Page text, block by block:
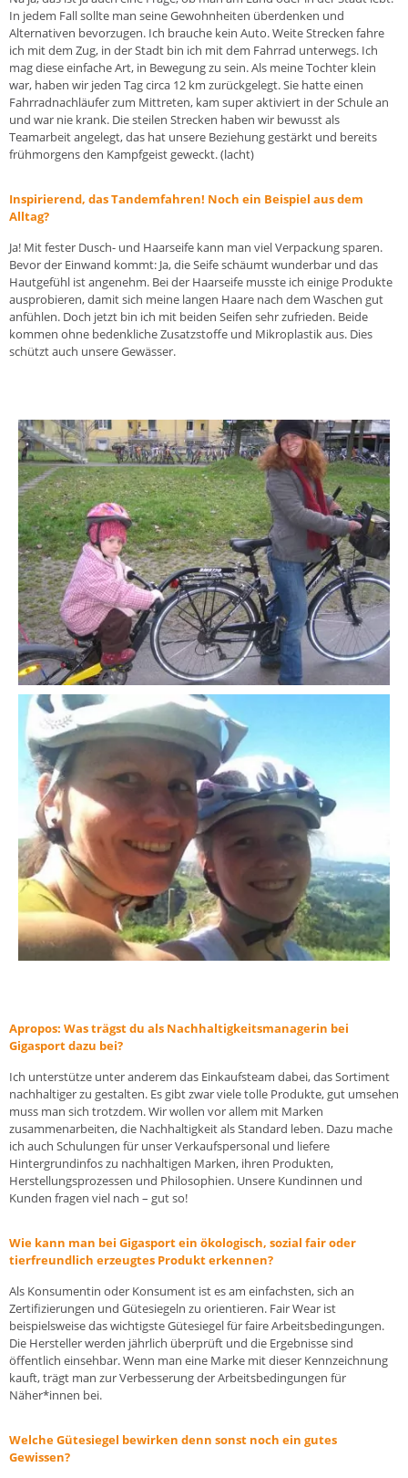
In jedem Fall sollte man seine Gewohnheiten überdenken und
Alternativen bevorzugen. Ich brauche kein Auto. Weite Strecken fahre
ich mit dem Zug, in der Stadt bin ich mit dem Fahrrad unterwegs. Ich
mag diese einfache Art, in Bewegung zu sein. Als meine Tochter klein
war, haben wir jeden Tag circa 12 km zurückgelegt. Sie hatte einen
Fahrradnachläufer zum Mittreten, kam super aktiviert in der Schule an
und war nie krank. Die steilen Strecken haben wir bewusst als
Teamarbeit angelegt, das hat unsere Beziehung gestärkt und bereits
frühmorgens den Kampfgeist geweckt. (lacht)
Inspirierend, das Tandemfahren! Noch ein Beispiel aus dem
Alltag?
Ja! Mit fester Dusch- und Haarseife kann man viel Verpackung sparen.
Bevor der Einwand kommt: Ja, die Seife schäumt wunderbar und das
Hautgefühl ist angenehm. Bei der Haarseife musste ich einige Produkte
ausprobieren, damit sich meine langen Haare nach dem Waschen gut
anfühlen. Doch jetzt bin ich mit beiden Seifen sehr zufrieden. Beide
kommen ohne bedenkliche Zusatzstoffe und Mikroplastik aus. Dies
schützt auch unsere Gewässer.
Apropos: Was trägst du als Nachhaltigkeitsmanagerin bei
Gigasport dazu bei?
Ich unterstütze unter anderem das Einkaufsteam dabei, das Sortiment
nachhaltiger zu gestalten. Es gibt zwar viele tolle Produkte, gut umsehen
muss man sich trotzdem. Wir wollen vor allem mit Marken
zusammenarbeiten, die Nachhaltigkeit als Standard leben. Dazu mache
ich auch Schulungen für unser Verkaufspersonal und liefere
Hintergrundinfos zu nachhaltigen Marken, ihren Produkten,
Herstellungsprozessen und Philosophien. Unsere Kundinnen und
Kunden fragen viel nach – gut so!
Wie kann man bei Gigasport ein ökologisch, sozial fair oder
tierfreundlich erzeugtes Produkt erkennen?
Als Konsumentin oder Konsument ist es am einfachsten, sich an
Zertifizierungen und Gütesiegeln zu orientieren. Fair Wear ist
beispielsweise das wichtigste Gütesiegel für faire Arbeitsbedingungen.
Die Hersteller werden jährlich überprüft und die Ergebnisse sind
öffentlich einsehbar. Wenn man eine Marke mit dieser Kennzeichnung
kauft, trägt man zur Verbesserung der Arbeitsbedingungen für
Näher*innen bei.
Welche Gütesiegel bewirken denn sonst noch ein gutes
Gewissen?